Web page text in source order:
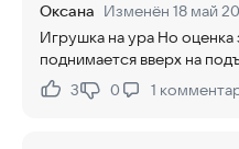
Оксана Изменён 18 май
Игрушка на ура Но оценка
поднимается вверх на
Нравится:
3Не нравится:
0 1